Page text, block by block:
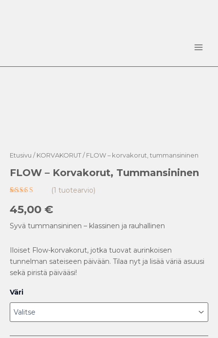
Etusivu / KORVAKORUT / FLOW – korvakorut, tummansininen
FLOW – Korvakorut, Tummansininen
5.00 5:stä
perustuen
arvotukseen.
(1 tuotearvio)
45,00 €
Syvä tummansininen – klassinen ja rauhallinen
Iloiset Flow-korvakorut, jotka tuovat aurinkoisen
tunnelman sateiseen päivään. Tilaa nyt ja lisää väriä asuusi
sekä piristä päivääsi!
Väri